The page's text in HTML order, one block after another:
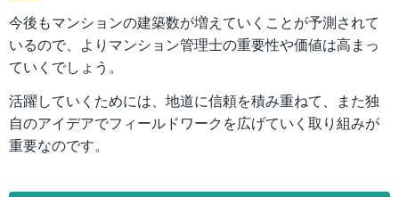
今後もマンションの建築数が増えていくことが予測されて
いるので、よりマンション管理士の重要性や価値は高まっ
ていくでしょう。
活躍していくためには、地道に信頼を積み重ねて、また独
自のアイデアでフィールドワークを広げていく取り組みが
重要なのです。